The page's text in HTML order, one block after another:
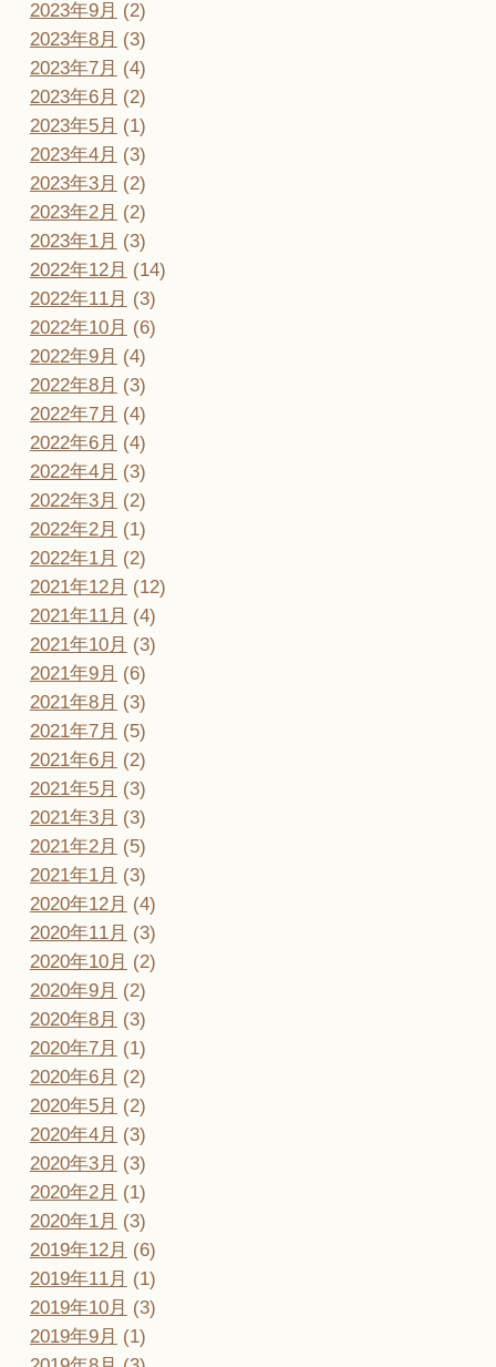
2023年9月 (2)
2023年8月 (3)
2023年7月 (4)
2023年6月 (2)
2023年5月 (1)
2023年4月 (3)
2023年3月 (2)
2023年2月 (2)
2023年1月 (3)
2022年12月 (14)
2022年11月 (3)
2022年10月 (6)
2022年9月 (4)
2022年8月 (3)
2022年7月 (4)
2022年6月 (4)
2022年4月 (3)
2022年3月 (2)
2022年2月 (1)
2022年1月 (2)
2021年12月 (12)
2021年11月 (4)
2021年10月 (3)
2021年9月 (6)
2021年8月 (3)
2021年7月 (5)
2021年6月 (2)
2021年5月 (3)
2021年3月 (3)
2021年2月 (5)
2021年1月 (3)
2020年12月 (4)
2020年11月 (3)
2020年10月 (2)
2020年9月 (2)
2020年8月 (3)
2020年7月 (1)
2020年6月 (2)
2020年5月 (2)
2020年4月 (3)
2020年3月 (3)
2020年2月 (1)
2020年1月 (3)
2019年12月 (6)
2019年11月 (1)
2019年10月 (3)
2019年9月 (1)